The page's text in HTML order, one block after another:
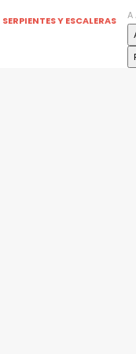
SERPIENTES Y ESCALERAS A